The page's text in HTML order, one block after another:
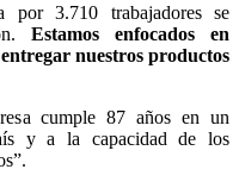
por 3.710 trabajadores se
Estamos enfocados en
nuestros productos
cumple 87 años en un
y a la capacidad de los